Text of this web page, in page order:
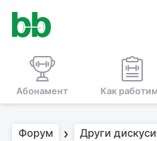
Абонамент Как
Форум Други